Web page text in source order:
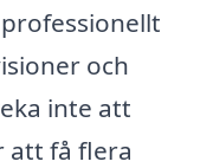
och
inte att
att få flera